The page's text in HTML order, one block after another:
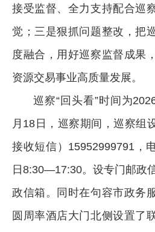
接受监督、全力支持配合巡
觉；三是狠抓问题整改，把
度融合，用好巡察监督成果
资源交易事业高质量发展。
巡察“回头看”时间为
月18日，巡察期间，巡察组
接收短信）15952999791，
日8:30—17:30。设专门邮政
政信箱。同时在句容市政务
圆周率酒店大门北侧设置了